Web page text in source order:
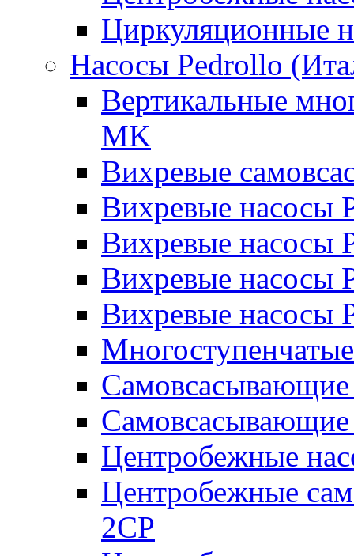
Циркуляционные
Насосы Pedrollo
Вертикальные
MK
Вихревые
Вихревые насосы
Вихревые насосы
Вихревые насосы
Вихревые насосы
Самовсасывающие
Центробежные
Центробежные
2CP